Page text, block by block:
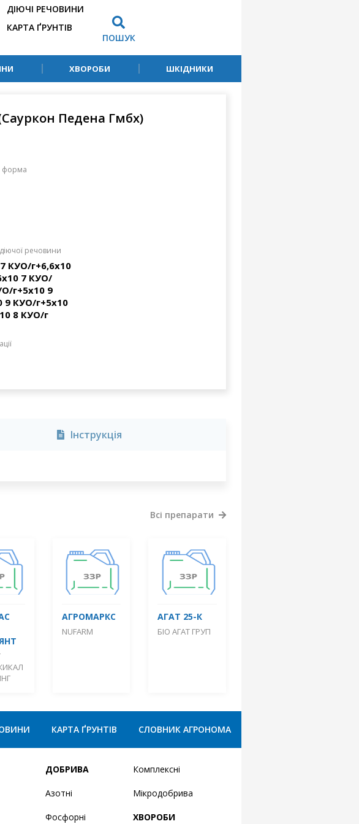
ДІЮЧІ РЕЧОВИНИ
КАРТА ҐРУНТІВ
ПОШУК
ХВОРОБИ ШКІДНИКИ
Педена Гмбх)
форма
речовини
КУО/г+6,6х10
7 КУО/
г+5х10 9
9 КУО/г+5х10
8 КУО/г
Інструкція
АГРОМАРКС
NUFARM
АГАТ 25-К
БІО АГАТ ГРУП
Всі препарати
КАРТА ҐРУНТІВ СЛОВНИК АГРОНОМА
ДОБРИВА
Азотні
Фосфорні
Комплексні
Мікродобрива
ХВОРОБИ